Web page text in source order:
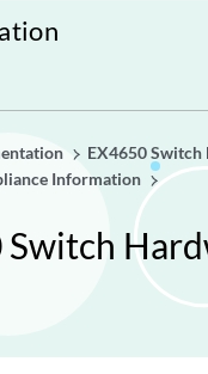
EX4650 Switch
Information
Switch